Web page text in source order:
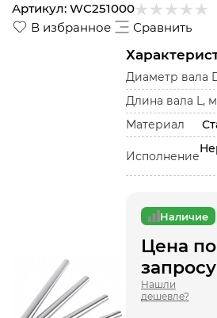
В избранное Сравнить
Артикул: WC251000
Диаметр вала
Длина вала L,
Материал
Исполнение
Наличие
Цена по
запросу
Нашли
дешевле?